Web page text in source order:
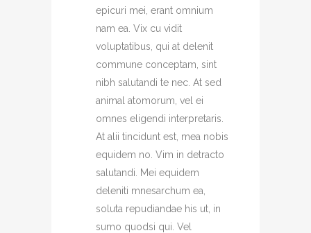
epicuri mei, erant omnium
nam ea. Vix cu vidit
voluptatibus, qui at delenit
commune conceptam, sint
nibh salutandi te nec. At sed
animal atomorum, vel ei
omnes eligendi interpretaris.
At alii tincidunt est, mea nobis
equidem no. Vim in detracto
salutandi. Mei equidem
deleniti mnesarchum ea,
soluta repudiandae his ut, in
sumo quodsi qui. Vel